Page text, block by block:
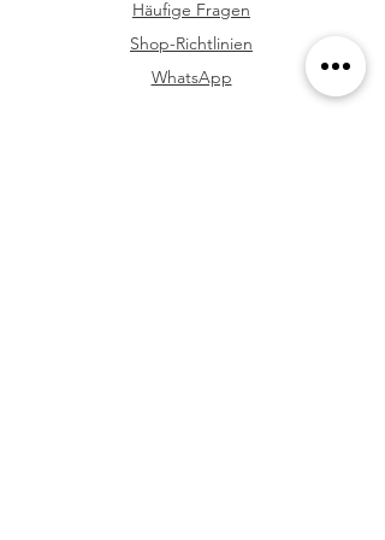
Häufige Fragen
Shop-Richtlinien
WhatsApp